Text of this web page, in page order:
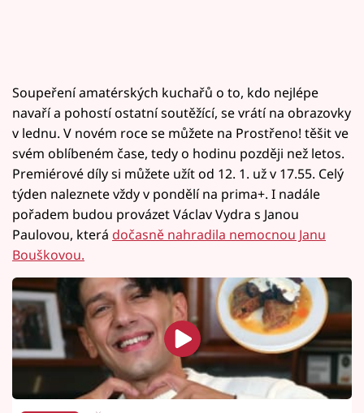
Soupeření amatérských kuchařů o to, kdo nejlépe
navaří a pohostí ostatní soutěžící, se vrátí na obrazovky
v lednu. V novém roce se můžete na Prostřeno! těšit ve
svém oblíbeném čase, tedy o hodinu později než letos.
Premiérové díly si můžete užít od 12. 1. už v 17.55. Celý
týden naleznete vždy v pondělí na prima+. I nadále
pořadem budou provázet Václav Vydra s Janou
Paulovou, která dočasně nahradila nemocnou Janu
Bouškovou.